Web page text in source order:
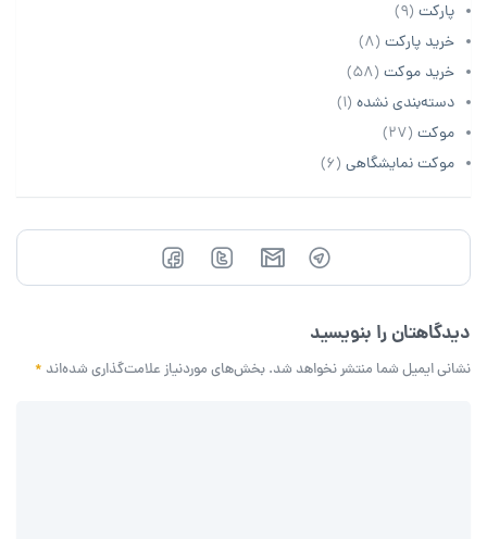
پارکت (9)
خرید پارکت (8)
خرید موکت (58)
دسته‌بندی نشده (1)
موکت (27)
موکت نمایشگاهی (6)
دیدگاهتان را بنویسید
نشانی ایمیل شما منتشر نخواهد شد. بخش‌های موردنیاز علامت‌گذاری شده‌اند *